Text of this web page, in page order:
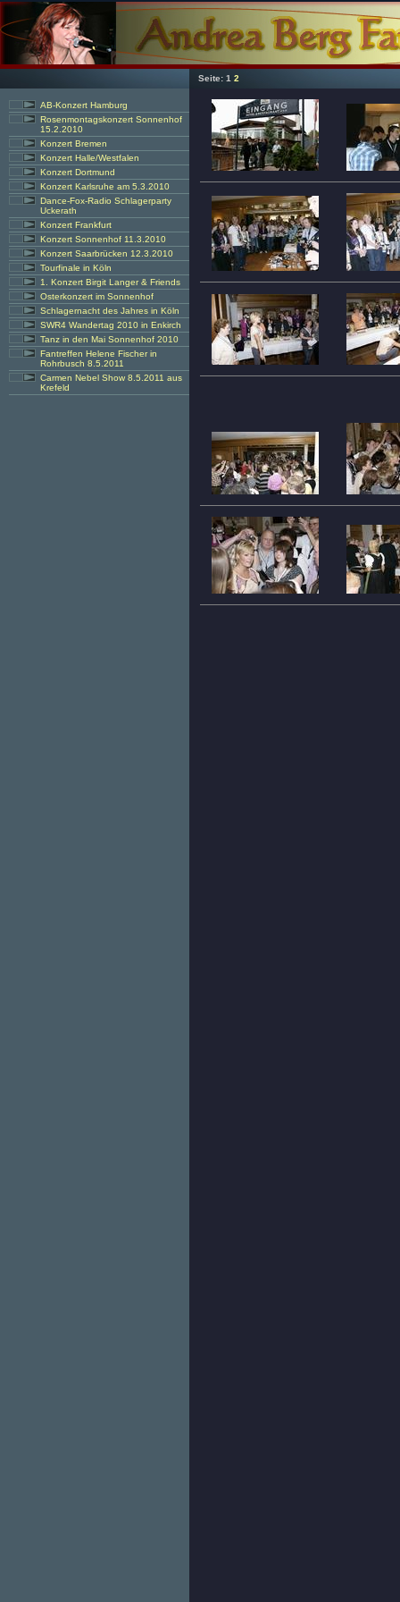
Seite: 1 2
AB-Konzert Hamburg
Rosenmontagskonzert Sonnenhof
15.2.2010
Konzert Bremen
Konzert Halle/Westfalen
Konzert Dortmund
Konzert Karlsruhe am 5.3.2010
Dance-Fox-Radio Schlagerparty
Uckerath
Konzert Frankfurt
Konzert Sonnenhof 11.3.2010
Konzert Saarbrücken 12.3.2010
Tourfinale in Köln
1. Konzert Birgit Langer & Friends
Osterkonzert im Sonnenhof
Schlagernacht des Jahres in Köln
SWR4 Wandertag 2010 in Enkirch
Tanz in den Mai Sonnenhof 2010
Fantreffen Helene Fischer in
Rohrbusch 8.5.2011
Carmen Nebel Show 8.5.2011 aus
Krefeld